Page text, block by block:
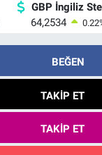
GBP İngiliz
64,2534
0.22
BEĞEN
TAKIP ET
TAKIP ET